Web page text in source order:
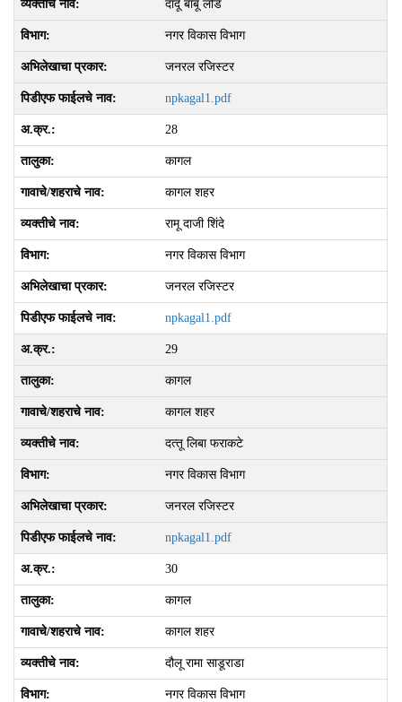
दादू बाबू लोडे
नगर विकास विभाग
जनरल रजिस्टर
npkagal1.pdf
28
कागल
कागल शहर
रामू दाजी शिंदे
नगर विकास विभाग
जनरल रजिस्टर
npkagal1.pdf
29
कागल
कागल शहर
दत्‍तू लिबा फराकटे
नगर विकास विभाग
जनरल रजिस्टर
npkagal1.pdf
30
कागल
कागल शहर
दौलू रामा साडूराडा
नगर विकास विभाग